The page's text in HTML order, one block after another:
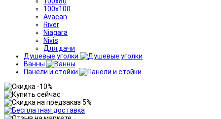
100x100
Avacan
River
Niagara
Nivis
Для дачи
Душевые уголки
Ванны
Панели и стойки